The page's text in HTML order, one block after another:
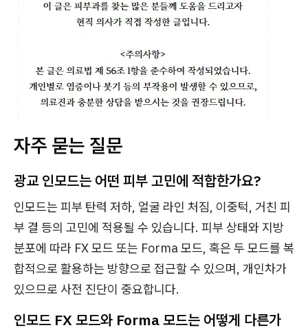
자주 묻는 질문
광교 인모드는 어떤 피부 고민에 적합한가요?
인모드는 피부 탄력 저하, 얼굴 라인 처짐, 이중턱, 거친 피
부 결 등의 고민에 적용될 수 있습니다. 피부 상태와 지방
분포에 따라 FX 모드 또는 Forma 모드, 혹은 두 모드를 복
합적으로 활용하는 방향으로 접근할 수 있으며, 개인차가
있으므로 사전 진단이 중요합니다.
인모드 FX 모드와 Forma 모드는 어떻게 다른가